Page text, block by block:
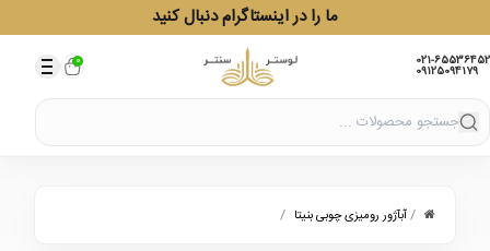
ما را در اینستاگرام دنبال کنید
021-65536452
09125094179
0
/آبآژور رومیزی چوبی بنیتا /